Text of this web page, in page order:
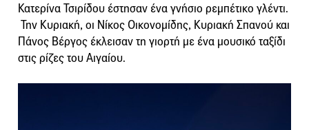
Κατερίνα Τσιρίδου έστησαν ένα γνήσιο ρεμπέτικο γλέντι.
Την Κυριακή, οι Νίκος Οικονομίδης, Κυριακή Σπανού και
Πάνος Βέργος έκλεισαν τη γιορτή με ένα μουσικό ταξίδι
στις ρίζες του Αιγαίου.